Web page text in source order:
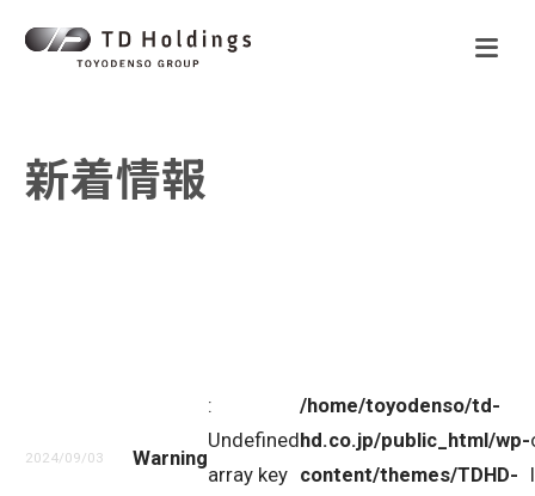
新着情報
2024/09/03 Warning
:
Undefined
array key
/home/toyodenso/td-
hd.co.jp/public_html/wp-
content/themes/TDHD-